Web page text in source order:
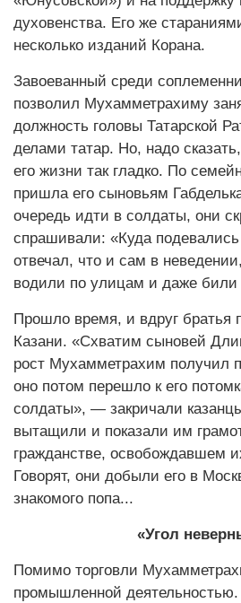
духовенства. Его же
несколько изданий Корана.
Завоеванный среди
позволил Мухамметрахиму
должность головы Татарской
делами татар. Но, надо
его жизни так гладко. По
пришла его сыновьям
очередь идти в солдаты, они
спрашивали: «Куда
отвечал, что и сам в
водили по улицам и даже
Прошло время, и вдруг братья
Казани. «Схватим сыновей
рост Мухамметрахим получил
оно потом перешло к его
солдаты», — закричали
вытащили и показали им
гражданстве, освобождавшем
Говорят, они добыли его в
знакомого попа...
«Угол
Помимо торговли
промышленной деятельностью.